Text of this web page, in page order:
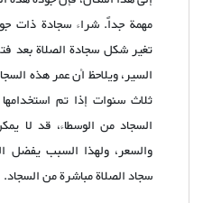
مهمة جداً. شراء سجادة ذات
تغير شكل سجادة الصلاة بعد
السير، ويلاحظ أن عمر هذه
ثلاث سنوات إذا تم
السجاد من الوسطاء، قد لا
والسعر، ولهذا السبب يفضل
سجاد الصلاة مباشرة من السجاد.